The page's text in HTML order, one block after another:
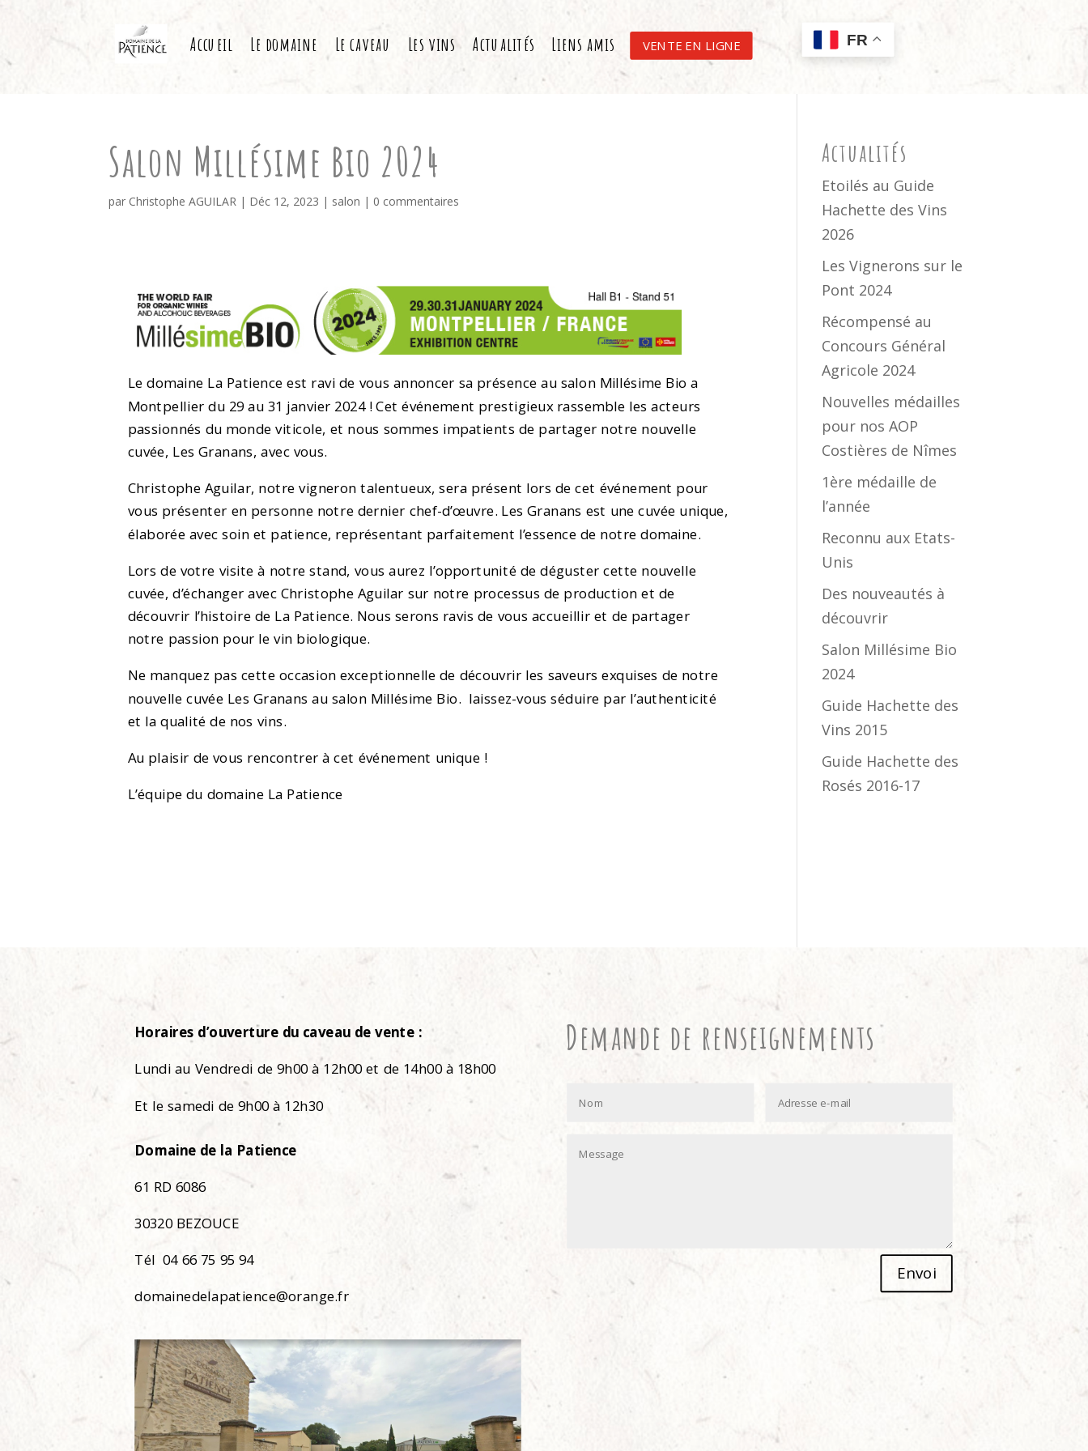
Accueil Le domaine Le caveau Les vins Actualités Liens amis VENTE EN LIGNE FR
Salon Millésime Bio 2024
par Christophe AGUILAR | Déc 12, 2023 | salon | 0 commentaires
Le domaine La Patience est ravi de vous annoncer sa présence au salon Millésime Bio a
Montpellier du 29 au 31 janvier 2024 ! Cet événement prestigieux rassemble les acteurs
passionnés du monde viticole, et nous sommes impatients de partager notre nouvelle
cuvée, Les Granans, avec vous.
Christophe Aguilar, notre vigneron talentueux, sera présent lors de cet événement pour
vous présenter en personne notre dernier chef-d’œuvre. Les Granans est une cuvée unique,
élaborée avec soin et patience, représentant parfaitement l’essence de notre domaine.
Lors de votre visite à notre stand, vous aurez l’opportunité de déguster cette nouvelle
cuvée, d’échanger avec Christophe Aguilar sur notre processus de production et de
découvrir l’histoire de La Patience. Nous serons ravis de vous accueillir et de partager
notre passion pour le vin biologique.
Ne manquez pas cette occasion exceptionnelle de découvrir les saveurs exquises de notre
nouvelle cuvée Les Granans au salon Millésime Bio. laissez-vous séduire par l’authenticité
et la qualité de nos vins.
Au plaisir de vous rencontrer à cet événement unique !
L’équipe du domaine La Patience
Actualités
Etoilés au Guide
Hachette des Vins
2026
Les Vignerons sur le
Pont 2024
Récompensé au
Concours Général
Agricole 2024
Nouvelles médailles
pour nos AOP
Costières de Nîmes
1ère médaille de
l’année
Reconnu aux Etats-
Unis
Des nouveautés à
découvrir
Salon Millésime Bio
2024
Guide Hachette des
Vins 2015
Guide Hachette des
Rosés 2016-17
Horaires d’ouverture du caveau de vente :
Lundi au Vendredi de 9h00 à 12h00 et de 14h00 à 18h00
Et le samedi de 9h00 à 12h30
Domaine de la Patience
61 RD 6086
30320 BEZOUCE
Tél 04 66 75 95 94
domainedelapatience@orange.fr
Demande de renseignements
Envoi